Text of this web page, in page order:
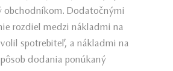
obchodníkom. Dodatočnými
rozdiel medzi nákladmi na
spotrebiteľ, a nákladmi na
dodania ponúkaný